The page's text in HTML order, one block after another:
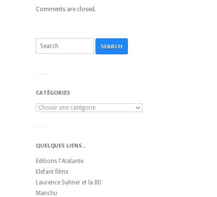
Comments are closed.
SEARCH
CATÉGORIES
QUELQUES LIENS...
Editions l'Atalante
Elefant films
Laurence Suhner et la BD
Manchu